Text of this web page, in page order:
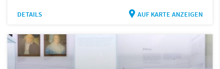
DETAILS AUF KARTE ANZEIGEN